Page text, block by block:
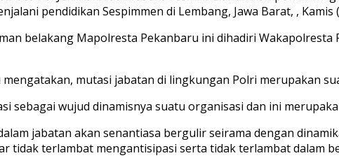
pendidikan Sespimmen di Lembang, Jawa Barat, , Kamis
belakang Mapolresta Pekanbaru ini dihadiri Wakapolresta
mutasi jabatan di lingkungan Polri merupakan
sebagai wujud dinamisnya suatu organisasi dan ini
jabatan akan senantiasa bergulir seirama dengan
tidak terlambat mengantisipasi serta tidak terlambat dalam